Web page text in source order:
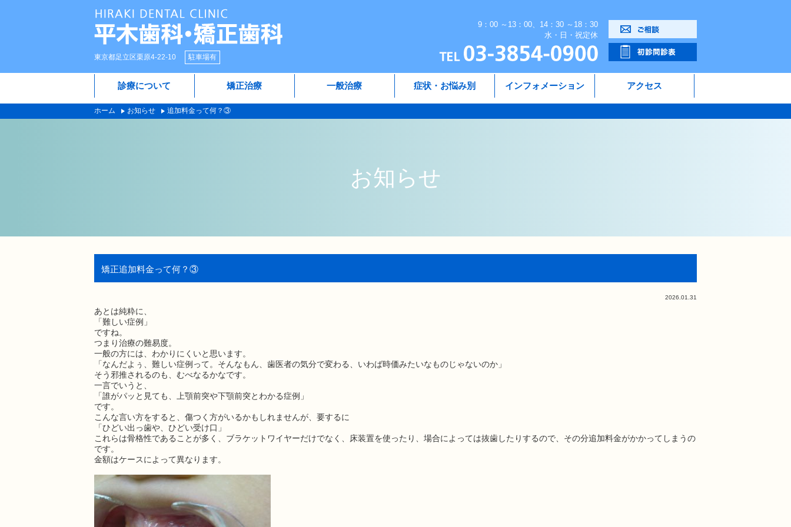
東京都足立区栗原4-22-10 駐車場有
9：00 ～13：00、14：30 ～18：30
水・日・祝定休
診療について 矯正治療 一般治療 症状・お悩み別 インフォメーション アクセス
ホーム お知らせ 追加料金って何？③
お知らせ
矯正追加料金って何？③
2026.01.31
あとは純粋に、
「難しい症例」
ですね。
つまり治療の難易度。
一般の方には、わかりにくいと思います。
「なんだよぅ、難しい症例って。そんなもん、歯医者の気分で変わる、いわば時価みたいなものじゃないのか」
そう邪推されるのも、むべなるかなです。
一言でいうと、
「誰がパッと見ても、上顎前突や下顎前突とわかる症例」
です。
こんな言い方をすると、傷つく方がいるかもしれませんが、要するに
「ひどい出っ歯や、ひどい受け口」
これらは骨格性であることが多く、ブラケットワイヤーだけでなく、床装置を使ったり、場合によっては抜歯したりするので、その分追加料金がかかってしまうの
です。
金額はケースによって異なります。